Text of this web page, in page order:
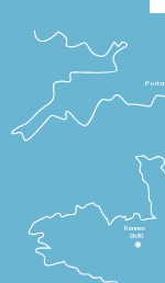
Rennes
2h30